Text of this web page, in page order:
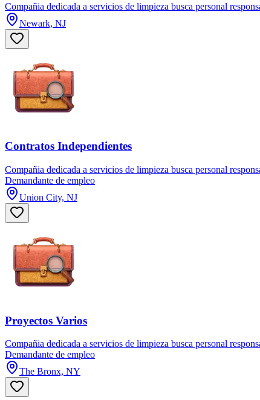
Compañia dedicada a servicios de limpieza busca personal
Newark, NJ
Contratos Independientes
Compañia dedicada a servicios de limpieza busca personal
Demandante de empleo
Union City, NJ
Proyectos Varios
Compañia dedicada a servicios de limpieza busca personal
Demandante de empleo
The Bronx, NY